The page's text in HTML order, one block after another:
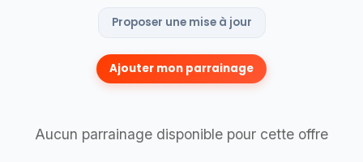
Proposer une mise à jour
Ajouter mon parrainage
Aucun parrainage disponible pour cette offre